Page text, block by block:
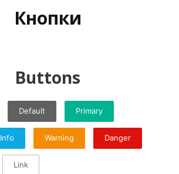
Кнопки
Buttons
Default Primary
Info Warning Danger
Link